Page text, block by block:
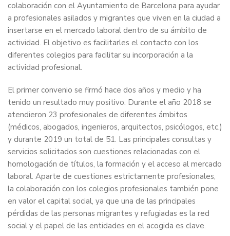
colaboración con el Ayuntamiento de Barcelona para ayudar
a profesionales asilados y migrantes que viven en la ciudad a
insertarse en el mercado laboral dentro de su ámbito de
actividad. El objetivo es facilitarles el contacto con los
diferentes colegios para facilitar su incorporación a la
actividad profesional.
El primer convenio se firmó hace dos años y medio y ha
tenido un resultado muy positivo. Durante el año 2018 se
atendieron 23 profesionales de diferentes ámbitos
(médicos, abogados, ingenieros, arquitectos, psicólogos, etc.)
y durante 2019 un total de 51. Las principales consultas y
servicios solicitados son cuestiones relacionadas con el
homologación de títulos, la formación y el acceso al mercado
laboral. Aparte de cuestiones estrictamente profesionales,
la colaboración con los colegios profesionales también pone
en valor el capital social, ya que una de las principales
pérdidas de las personas migrantes y refugiadas es la red
social y el papel de las entidades en el acogida es clave.